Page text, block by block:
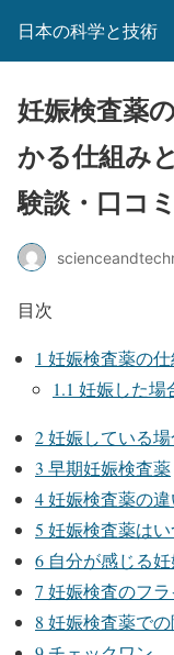
日本の科学と技術
妊娠検査薬
かる仕組み
験談・口コ
目次
1 妊娠検査薬の
1.1 妊娠した場
2妊娠している
3 早期妊娠検査薬
4妊娠検査薬の違
5 妊娠検査薬は
6 自分が感じる
7 妊娠検査のフ
8 妊娠検査薬で